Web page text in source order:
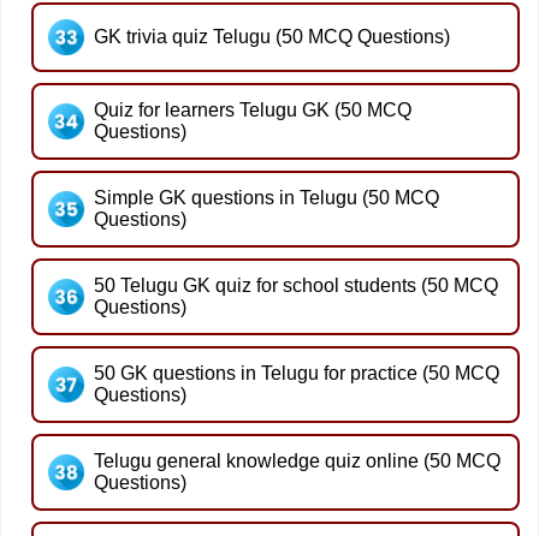
GK trivia quiz Telugu (50 MCQ Questions)
Quiz for learners Telugu GK (50 MCQ
Questions)
Simple GK questions in Telugu (50 MCQ
Questions)
50 Telugu GK quiz for school students (50 MCQ
Questions)
50 GK questions in Telugu for practice (50 MCQ
Questions)
Telugu general knowledge quiz online (50 MCQ
Questions)